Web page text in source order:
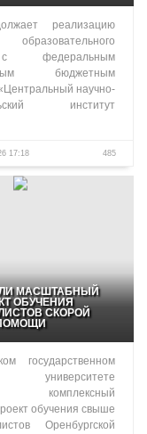
реализацию
образовательного
федеральным
бюджетным
научно-
институт
17:18 485
МАСШТАБНЫЙ
ОБУЧЕНИЯ
СКОРОЙ
государственном
университете
комплексный
обучения свыше
Оренбургской